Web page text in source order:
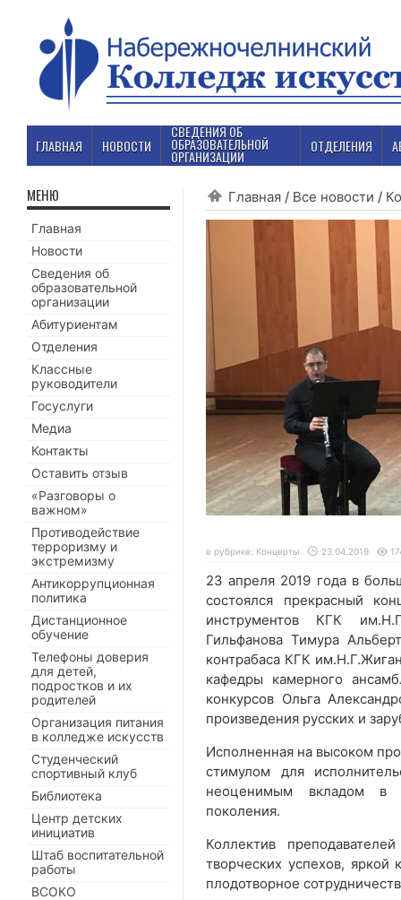
ГЛАВНАЯ НОВОСТИ
СВЕДЕНИЯ ОБ
ОБРАЗОВАТЕЛЬНОЙ
ОРГАНИЗАЦИИ
ОТДЕЛЕНИЯ
Главная / Все новости /
в рубрике: Концерты 23.04.2019
23 апреля 2019 года в
состоялся прекрасный
инструментов КГК
Гильфанова Тимура
контрабаса КГК
кафедры камерного
конкурсов Ольга
произведения русских и
Исполненная на высоком
стимулом для
неоценимым вкладом в
поколения.
Коллектив
творческих успехов, яркой
плодотворное
МЕНЮ
Главная
Новости
Сведения об
образовательной
организации
Абитуриентам
Отделения
Классные
руководители
Госуслуги
Медиа
Контакты
Оставить отзыв
«Разговоры о
важном»
Противодействие
терроризму и
экстремизму
Антикоррупционная
политика
Дистанционное
обучение
Телефоны доверия
для детей,
подростков и их
родителей
Организация питания
в колледже искусств
Студенческий
спортивный клуб
Библиотека
Центр детских
инициатив
Штаб воспитательной
работы
ВСОКО